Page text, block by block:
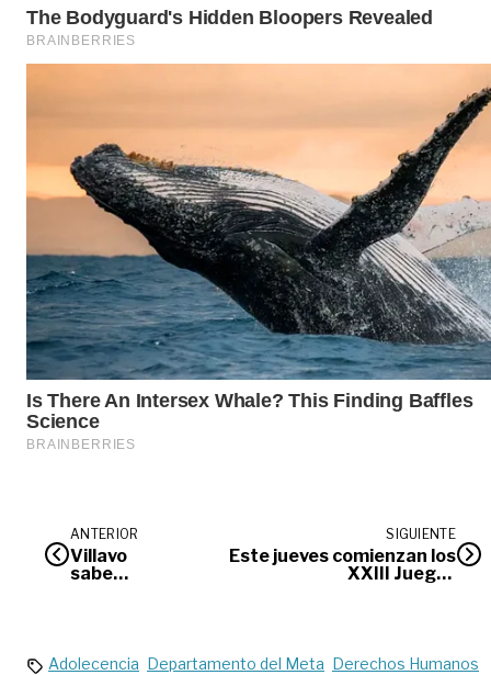
ANTERIOR
Villavo
sabe
SIGUIENTE
Este jueves comienzan los
XXIII Juegos
Adolecencia Departamento del Meta Derechos Humanos